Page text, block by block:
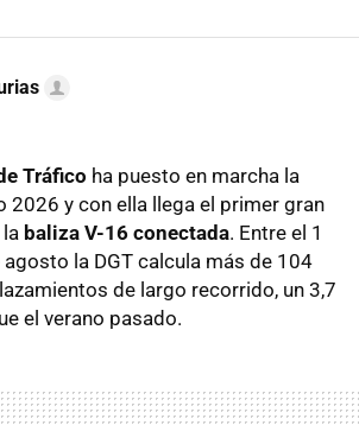
Tráfico ha puesto en marcha la
2026 y con ella llega el primer gran
baliza V-16 conectada. Entre el 1
la DGT calcula más de 104
de largo recorrido, un 3,7
el verano pasado.